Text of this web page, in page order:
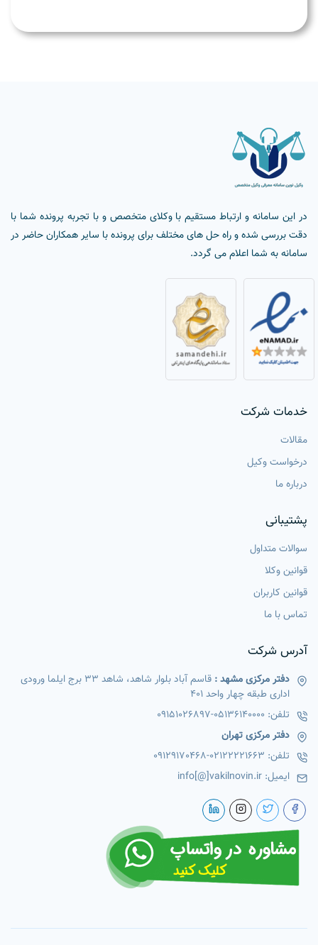
در این سامانه و ارتباط مستقیم با وکلای متخصص و با تجربه پرونده شما با
دقت بررسی شده و راه حل های مختلف برای پرونده با سایر همکاران حاضر در
سامانه به شما اعلام می گردد.
خدمات شرکت
مقالات
درخواست وکیل
درباره ما
پشتیبانی
سوالات متداول
قوانین وکلا
قوانین کاربران
تماس با ما
آدرس شرکت
دفتر مرکزی مشهد :
قاسم آباد بلوار شاهد، شاهد 33 برج ایلما ورودی
اداری طبقه چهار واحد 401
تلفن: 05136140000
-
09151026897
دفتر مرکزی تهران
تلفن: 02122221663
-
09129170468
ایمیل: info[@]vakilnovin.ir